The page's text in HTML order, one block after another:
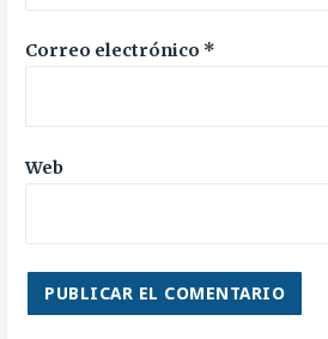
Correo electrónico *
Web